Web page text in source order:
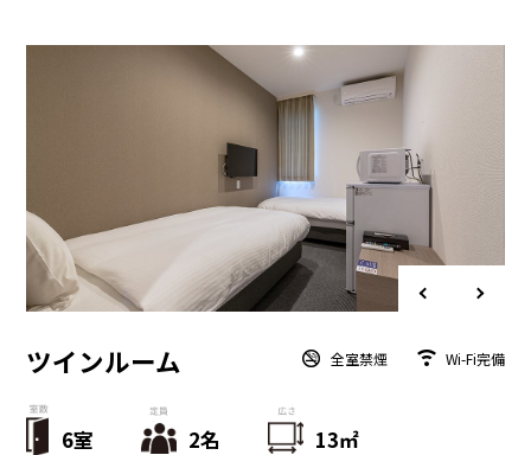
ツインルーム 全室禁煙 Wi-Fi完備
6室 2名 13㎡